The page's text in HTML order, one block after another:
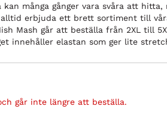
många gånger vara svåra att hitta,
alltid erbjuda ett brett sortiment till
Mash går att beställa från 2XL till
innehåller elastan som ger lite
går inte längre att beställa.